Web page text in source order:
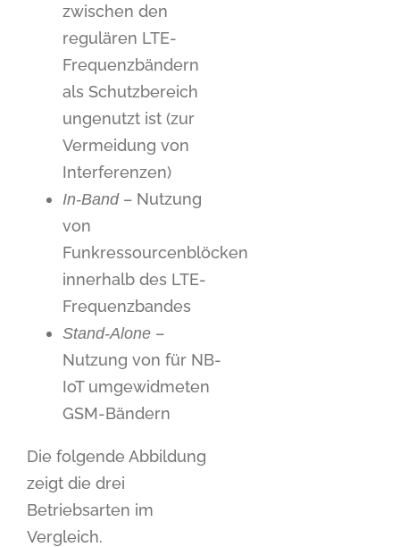
zwischen den
regulären LTE-
Frequenzbändern
als Schutzbereich
ungenutzt ist (zur
Vermeidung von
Interferenzen)
In-Band– Nutzung
von
Funkressourcenblöcken
innerhalb des LTE-
Frequenzbandes
Stand-Alone –
Nutzung von für NB-
IoT umgewidmeten
GSM-Bändern
Die folgende Abbildung
zeigt die drei
Betriebsarten im
Vergleich.